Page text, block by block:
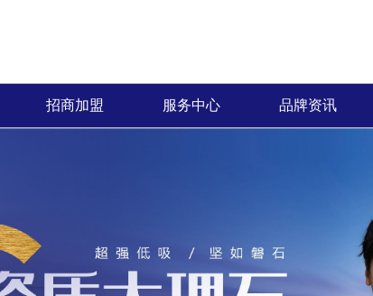
招商加盟
合作流程
加盟申请
服务中心
经销商专区
人才招聘
品牌资讯